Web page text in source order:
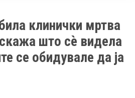
клинички мртва
што сè видела
се обидувале да ја